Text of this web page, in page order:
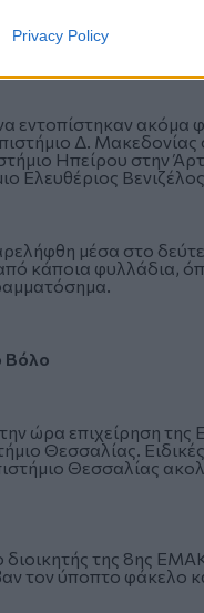
Privacy Policy
συνολικά
στο Πανεπιστήμιο
στο Βόλο και
εντοπίστηκαν
Δ.
Ηπείρου στην
Ελευθέριος Βενιζέλος.
μέσα στο
κάποια φυλλάδια,
Βόλο
την ώρα επιχείρηση
Θεσσαλίας.
Θεσσαλίας
της 8ης ΕΜΑΚ
τον ύποπτο φάκελο